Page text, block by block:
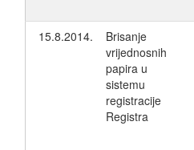
15.8.2014.
Brisanje
vrijednosnih
papira u
sistemu
registracije
Registra